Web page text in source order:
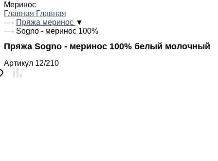
Меринос
Главная Главная
Пряжа меринос ▼
Sogno - меринос 100%
Пряжа Sogno - меринос 100% белый молочный
Артикул 12/210